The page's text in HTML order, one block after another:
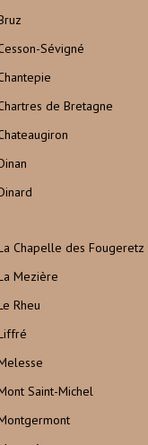
Sévigné
de Bretagne
Chapelle des Fougeretz
Mezière
Rheu
Saint-Michel